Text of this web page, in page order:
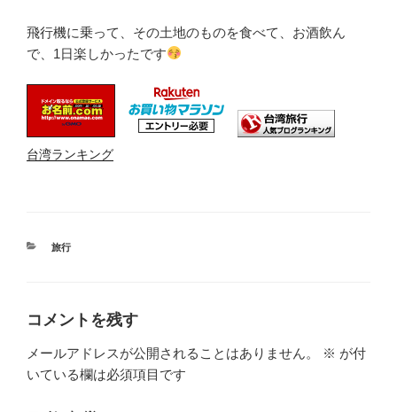
飛行機に乗って、その土地のものを食べて、お酒飲ん
で、1日楽しかったです
台湾ランキング
カ
旅行
コメントを残す
メールアドレスが公開されることはありません。 ※ が付
いている欄は必須項目です